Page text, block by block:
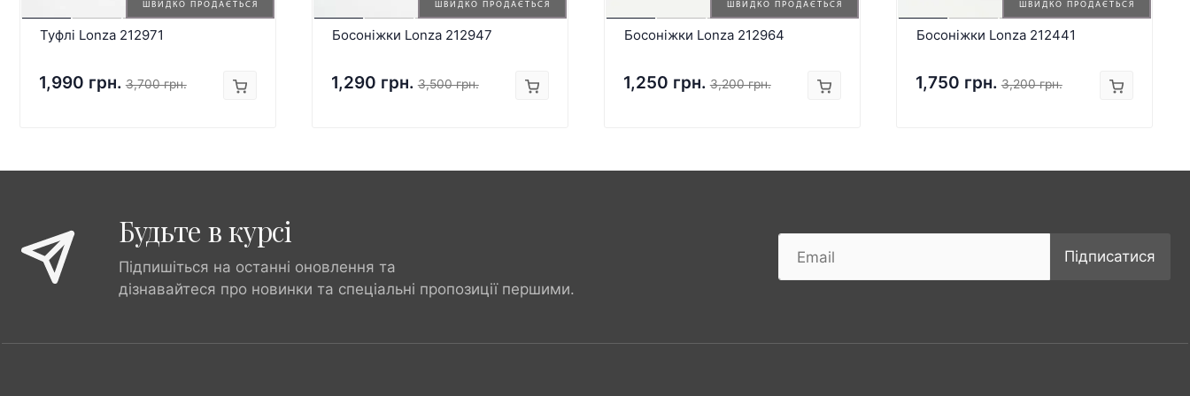
ШВИДКО ПРОДАЄТЬСЯ
Туфлі Lonza 212971
1,990 грн. 3,700 грн.
ШВИДКО ПРОДАЄТЬСЯ
Босоніжки Lonza 212947
1,290 грн. 3,500 грн.
ШВИДКО ПРОДАЄТЬСЯ
Босоніжки Lonza 212964
1,250 грн. 3,200 грн.
ШВИДКО ПРОДАЄТЬСЯ
Босоніжки Lonza 212441
1,750 грн. 3,200 грн.
Будьте в курсі
Підпишіться на останні оновлення та
дізнавайтеся про новинки та спеціальні пропозиції першими.
Підписатися